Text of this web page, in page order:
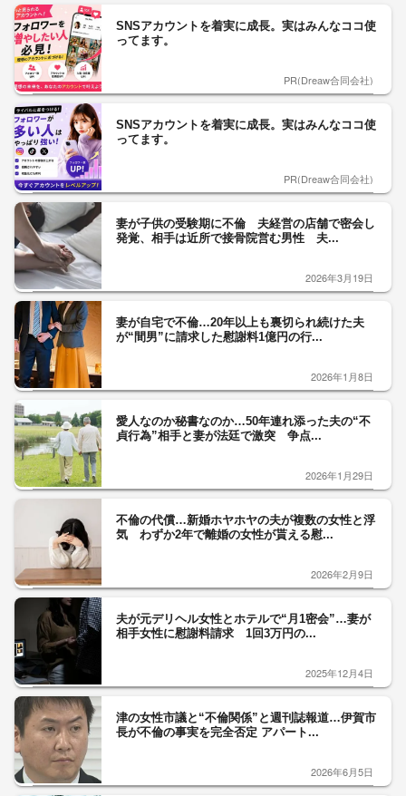
SNSアカウントを着実に成長。実はみんなココ使
ってます。
PR(Dreaw合同会社)
SNSアカウントを着実に成長。実はみんなココ使
ってます。
PR(Dreaw合同会社)
妻が子供の受験期に不倫 夫経営の店舗で密会し
発覚、相手は近所で接骨院営む男性 夫...
2026年3月19日
妻が自宅で不倫…20年以上も裏切られ続けた夫
が“間男”に請求した慰謝料1億円の行...
2026年1月8日
愛人なのか秘書なのか…50年連れ添った夫の“不
貞行為”相手と妻が法廷で激突 争点...
2026年1月29日
不倫の代償…新婚ホヤホヤの夫が複数の女性と浮
気 わずか2年で離婚の女性が貰える慰...
2026年2月9日
夫が元デリヘル女性とホテルで“月1密会”…妻が
相手女性に慰謝料請求 1回3万円の...
2025年12月4日
津の女性市議と“不倫関係”と週刊誌報道…伊賀市
長が不倫の事実を完全否定 アパート...
2026年6月5日